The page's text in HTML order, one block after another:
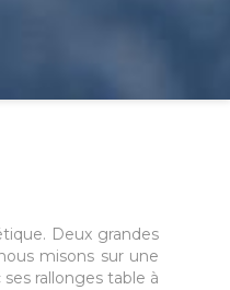
Deux grandes
misons sur une
rallonges table à